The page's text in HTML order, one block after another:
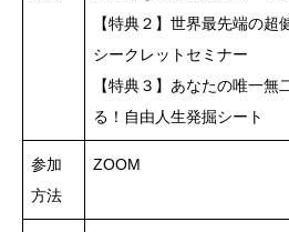
【特典２】世界最先端の
シークレットセミナー
【特典３】あなたの唯一
る！自由人生発掘シート
参加
方法
ZOOM